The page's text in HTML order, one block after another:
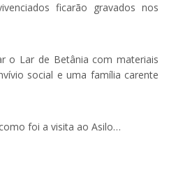
ficarão gravados nos
o Lar de Betânia com materiais
social e uma família carente
foi a visita ao Asilo…